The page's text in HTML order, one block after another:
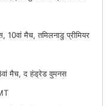
10वां मैच, तमिलनाडु प्रीमियर
मैच, द हंड्रेड वुमनस